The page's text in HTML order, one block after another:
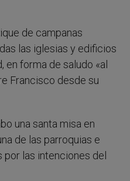
de campanas
las iglesias y edificios
en forma de saludo «al
Francisco desde su
una santa misa en
de las parroquias e
las intenciones del